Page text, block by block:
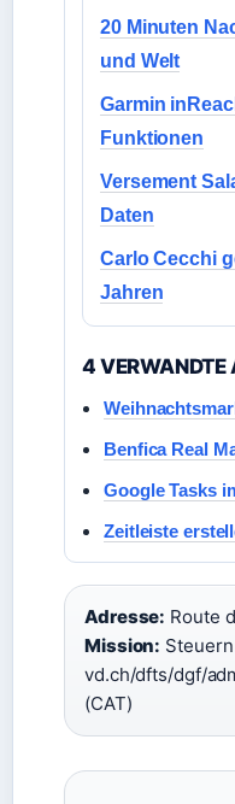
20 Minuten
und Welt
Garmin
Funktionen
Versement
Daten
Carlo Cecchi
Jahren
4 VERWANDTE
Benfica Real
Google Tasks
Zeitleiste
Adresse: Route
Mission:
vd.ch/dfts/dgf/
(CAT)